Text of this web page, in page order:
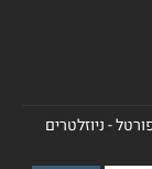
- ניוזלטרים